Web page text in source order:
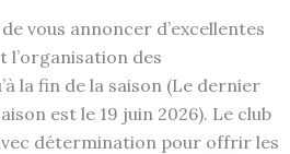
vous annoncer d’excellentes
l’organisation des
la fin de la saison (Le dernier
est le 19 juin 2026). Le club
détermination pour offrir les